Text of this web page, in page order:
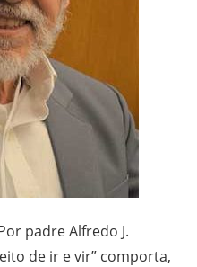
padre Alfredo J.
de ir e vir” comporta,